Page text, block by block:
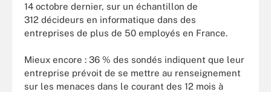
14 octobre dernier, sur un échantillon de
312 décideurs en informatique dans des
entreprises de plus de 50 employés en France.
Mieux encore : 36 % des sondés indiquent que leur
entreprise prévoit de se mettre au renseignement
sur les menaces dans le courant des 12 mois à